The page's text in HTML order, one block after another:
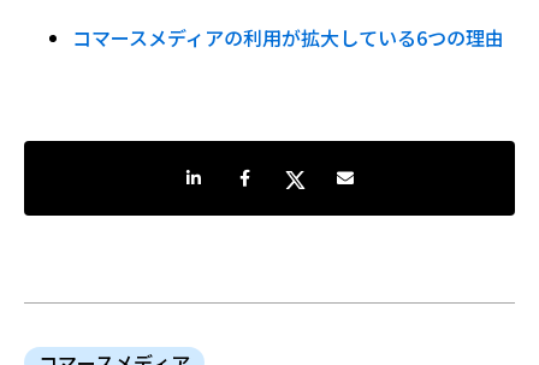
コマースメディアの利用が拡大している6つの理由
LinkedInで共有Facebookでシェア
TwitterでシェアShare by e-mail